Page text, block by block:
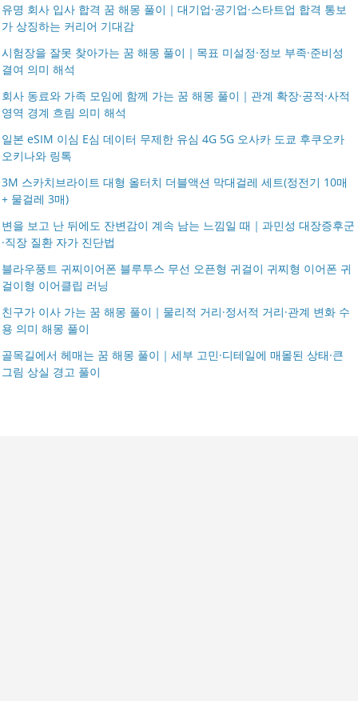
유명 회사 입사 합격 꿈 해몽 풀이｜대기업·공기업·스타트업 합격 통보
가 상징하는 커리어 기대감
시험장을 잘못 찾아가는 꿈 해몽 풀이｜목표 미설정·정보 부족·준비성
결여 의미 해석
회사 동료와 가족 모임에 함께 가는 꿈 해몽 풀이｜관계 확장·공적·사적
영역 경계 흐림 의미 해석
일본 eSIM 이심 E심 데이터 무제한 유심 4G 5G 오사카 도쿄 후쿠오카
오키나와 링톡
3M 스카치브라이트 대형 올터치 더블액션 막대걸레 세트(정전기 10매
+ 물걸레 3매)
변을 보고 난 뒤에도 잔변감이 계속 남는 느낌일 때｜과민성 대장증후군
·직장 질환 자가 진단법
블라우풍트 귀찌이어폰 블루투스 무선 오픈형 귀걸이 귀찌형 이어폰 귀
걸이형 이어클립 러닝
친구가 이사 가는 꿈 해몽 풀이｜물리적 거리·정서적 거리·관계 변화 수
용 의미 해몽 풀이
골목길에서 헤매는 꿈 해몽 풀이｜세부 고민·디테일에 매몰된 상태·큰
그림 상실 경고 풀이